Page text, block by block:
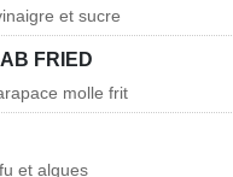
et sucre
FRIED
molle frit
et algues